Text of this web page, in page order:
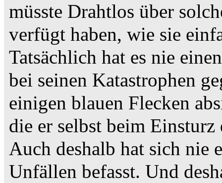
müsste Drahtlos über
verfügt haben, wie sie
Tatsächlich hat es nie
bei seinen Katastrophen
einigen blauen Flecken
die er selbst beim
Auch deshalb hat sich nie
Unfällen befasst. Und